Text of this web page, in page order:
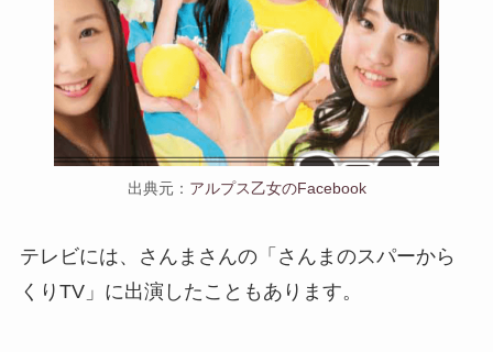
出典元： アルプス乙女のFacebook
テレビには、さんまさんの「さんまのスパーから
くりTV」に出演したこともあります。